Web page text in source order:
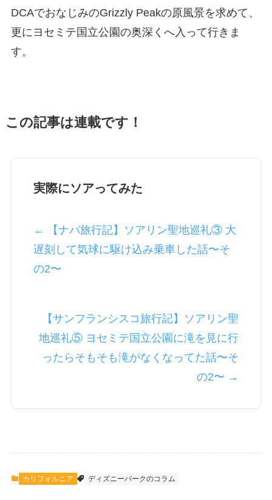
DCAでおなじみのGrizzly Peakの原風景を求めて、
更にヨセミテ国立公園の奥深くへ入って行きま
す。
この記事は連載です！
実際にソアってみた
← 【ナパ旅行記】ソアリン聖地巡礼③ 大
遅刻して気球に駆け込み乗車した話〜そ
の2〜
【サンフランシスコ旅行記】ソアリン聖
地巡礼⑤ ヨセミテ国立公園に滝を見に行
ったらそもそも滝がなくなってた話〜そ
の2〜 →
カリフォルニア ディズニーパークのコラム